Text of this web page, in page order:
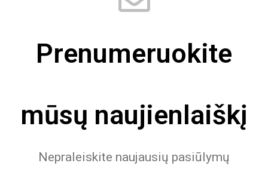
Prenumeruokite
mūsų naujienlaiškį
Nepraleiskite naujausių pasiūlymų